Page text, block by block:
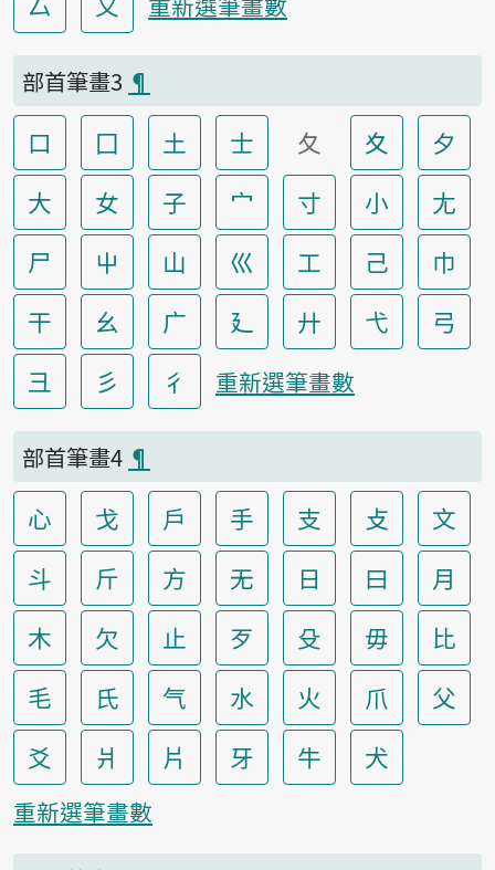
部首筆畫3 ¶
口 囗 土 士 夂 夊
夕
大
女 子 宀 寸 小
尢
尸
屮 山 巛 工 己
巾
干
幺 广 廴 廾 弋
弓
彐
彡 彳 重新選筆畫數
部首筆畫4 ¶
心 戈 戶 手 支 攴
文
斗
斤 方 无 日 曰
月
木
欠 止 歹 殳 毋
比
毛
氏 气 水 火 爪
父
爻
爿 片 牙 牛 犬
重新選筆畫數